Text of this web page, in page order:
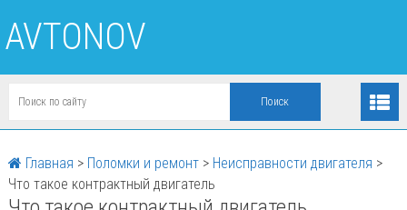
AVTONOV
Главная > Поломки и ремонт> Неисправности двигателя >
Что такое контрактный двигатель